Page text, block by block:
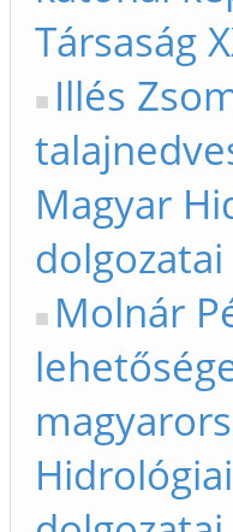
Társaság
Illés
Magyar
dolgozatai
Molnár